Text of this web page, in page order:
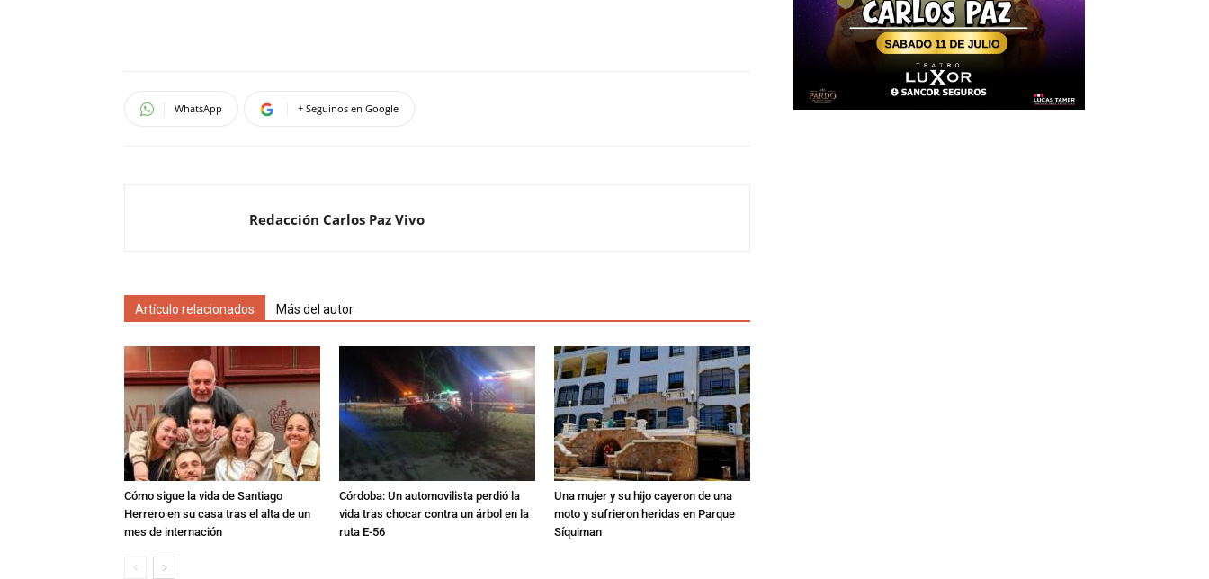
WhatsApp + Seguinos en Google
Redacción Carlos Paz Vivo
Artículo relacionados Más del autor
Cómo sigue la vida de Santiago
Herrero en su casa tras el alta de un
mes de internación
Córdoba: Un automovilista perdió la
vida tras chocar contra un árbol en la
ruta E-56
Una mujer y su hijo cayeron de una
moto y sufrieron heridas en Parque
Síquiman